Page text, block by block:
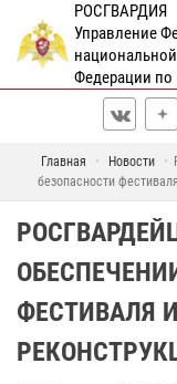
РОСГВАРДИЯ
Управление
Федерации по
Главная Новости
безопасности
ФЕСТИВАЛЯ